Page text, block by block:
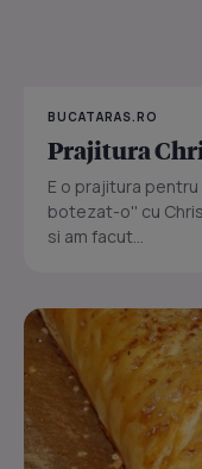
BUCATARAS.RO
Prajitura
E o prajitura
botezat-o'' cu
si am facut...